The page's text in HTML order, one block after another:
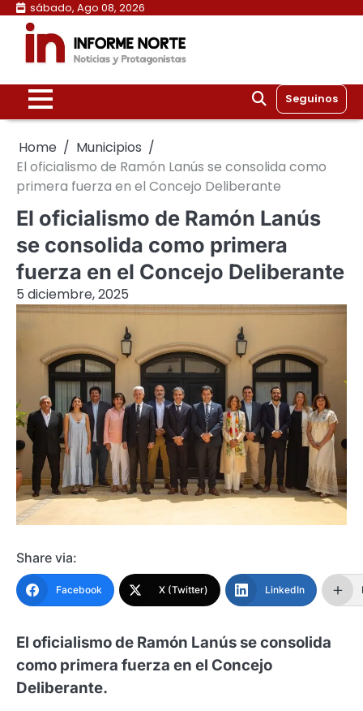
Skip
content
sábado, Ago 08, 2026
Seguinos
Home
Municipios
El oficialismo de Ramón Lanús se consolida como
primera fuerza en el Concejo Deliberante
El oficialismo de Ramón Lanús
se consolida como primera
fuerza en el Concejo Deliberante
5 diciembre, 2025
Share via:
Facebook X (Twitter) LinkedIn
El oficialismo de Ramón Lanús se consolida
como primera fuerza en el Concejo
Deliberante.